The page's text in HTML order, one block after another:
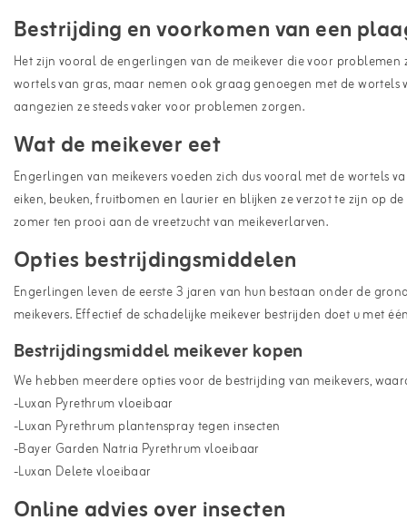
Bestrijding en voorkomen van een
Het zijn vooral de engerlingen van de meikever die voor
wortels van gras, maar nemen ook graag genoegen met de
aangezien ze steeds vaker voor problemen zorgen.
Wat de meikever eet
Engerlingen van meikevers voeden zich dus vooral met de wortels
eiken, beuken, fruitbomen en laurier en blijken ze verzot te zijn op
zomer ten prooi aan de vreetzucht van meikeverlarven.
Opties bestrijdingsmiddelen
Engerlingen leven de eerste 3 jaren van hun bestaan onder de
meikevers. Effectief de schadelijke meikever bestrijden doet u met
Bestrijdingsmiddel meikever kopen
We hebben meerdere opties voor de bestrijding van meikevers,
-Luxan Pyrethrum vloeibaar
-Luxan Pyrethrum plantenspray tegen insecten
-Bayer Garden Natria Pyrethrum vloeibaar
-Luxan Delete vloeibaar
Online advies over insecten